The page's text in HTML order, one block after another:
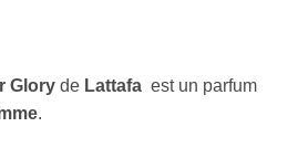
Glory de Lattafa est un parfum
.